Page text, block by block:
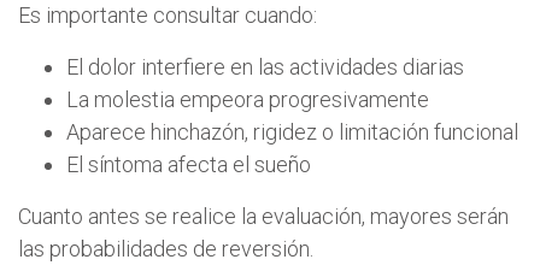
Es importante consultar cuando:
El dolor interfiere en las actividades diarias
La molestia empeora progresivamente
Aparece hinchazón, rigidez o limitación funcional
El síntoma afecta el sueño
Cuanto antes se realice la evaluación, mayores serán
las probabilidades de reversión.